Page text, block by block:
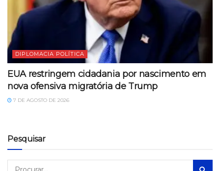
DIPLOMACIA POLÍTICA
EUA restringem cidadania por nascimento em
nova ofensiva migratória de Trump
7 DE AGOSTO DE 2026
Pesquisar